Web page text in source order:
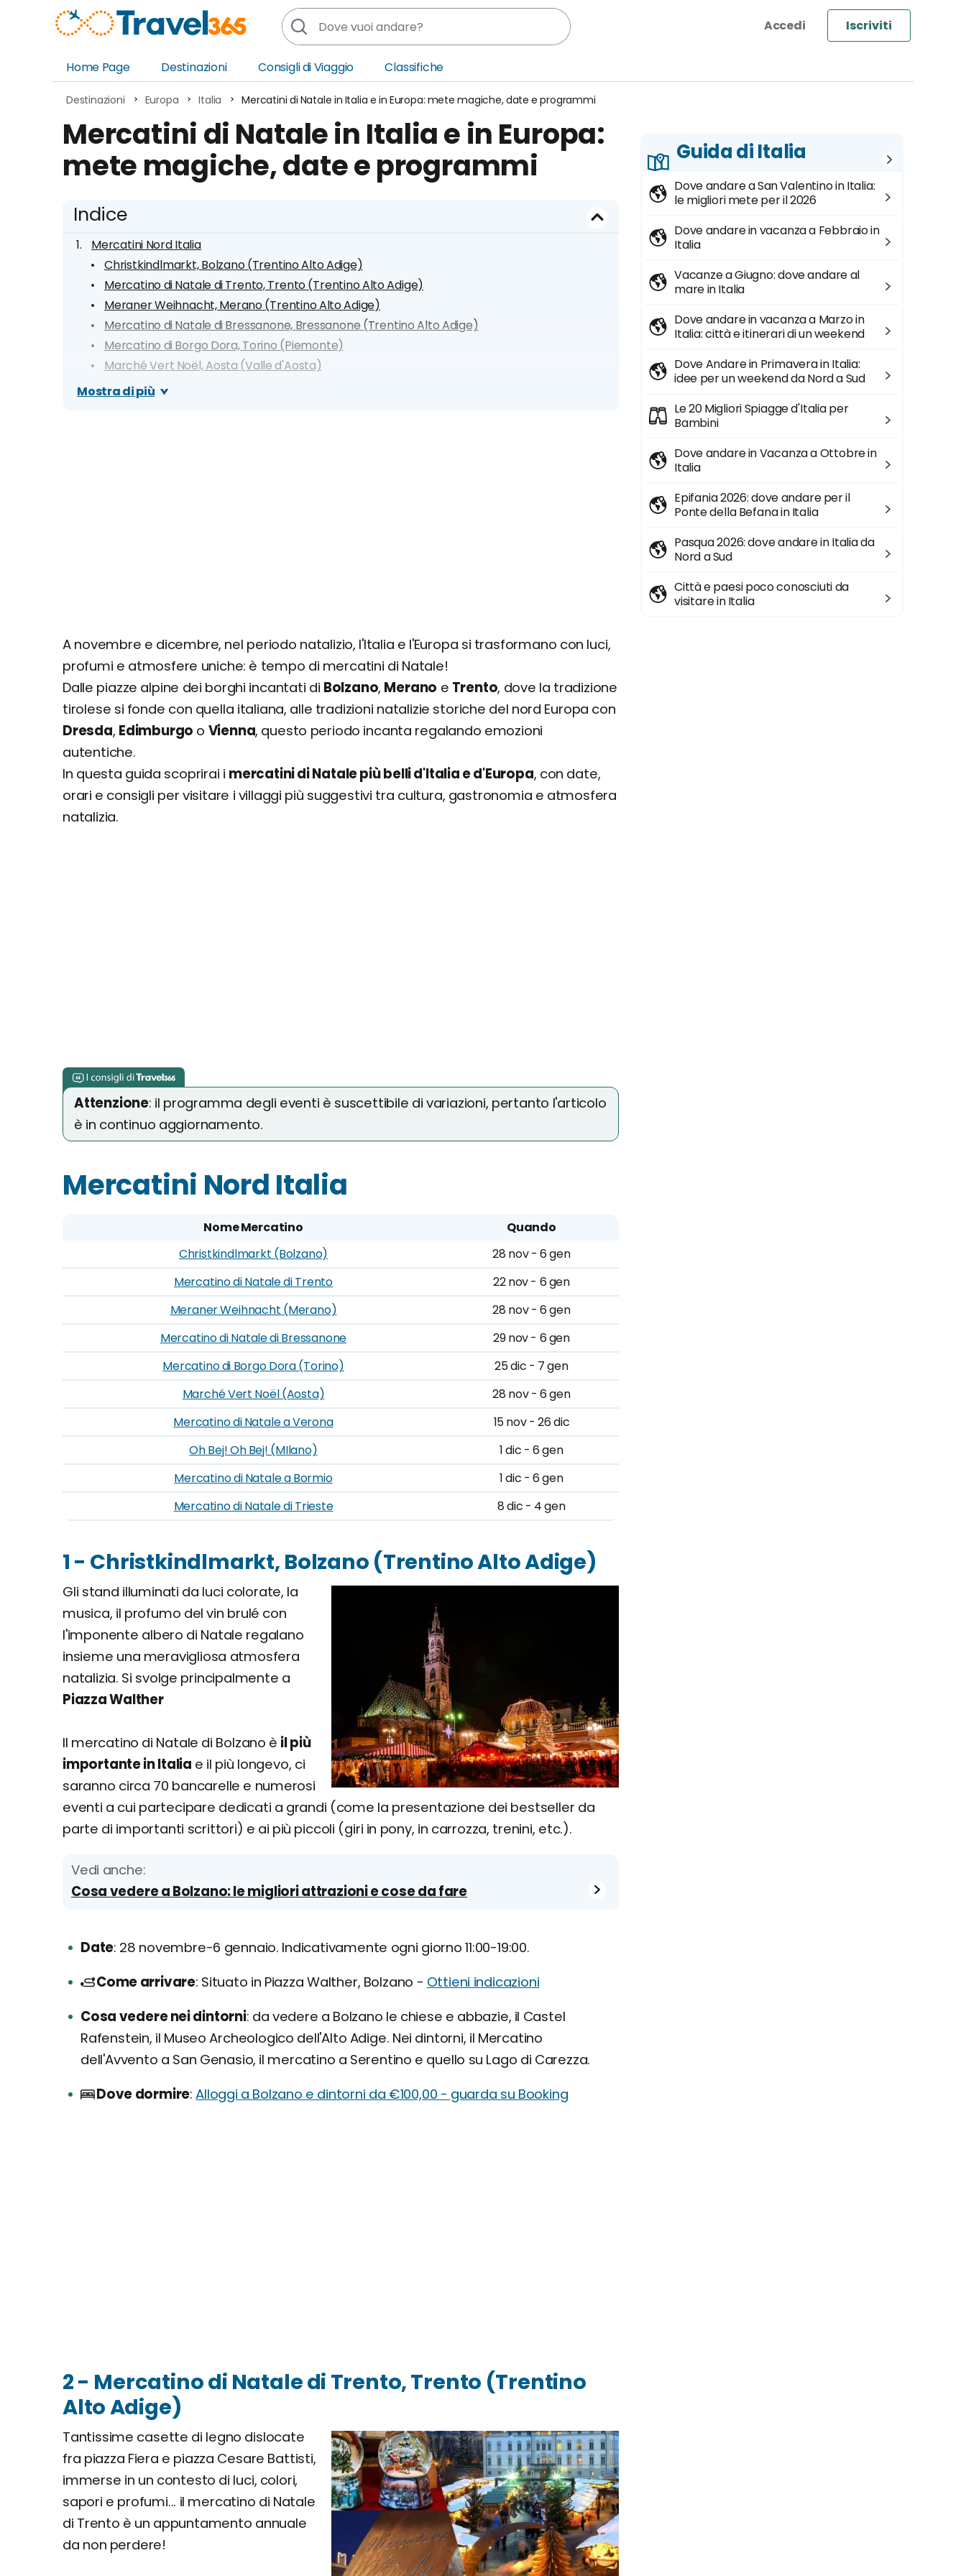
Iscriviti
Home Page
Destinazioni
Asia
Europa
Oceania
Nord America
America Centrale
Sud America
Medio Oriente
Consigli di Viaggio Classifiche
Destinazioni Europa Italia Mercatini di Natale in Italia e in Europa: mete magiche, date e programmi
Mercatini di Natale in Italia e in Europa:
mete magiche, date e programmi
Indice
Mercatini Nord Italia
Christkindlmarkt, Bolzano (Trentino Alto Adige)
Mercatino di Natale di Trento, Trento (Trentino Alto Adige)
Meraner Weihnacht, Merano (Trentino Alto Adige)
Mercatino di Natale di Bressanone, Bressanone (Trentino Alto Adige)
Mercatino di Borgo Dora, Torino (Piemonte)
Marché Vert Noël, Aosta (Valle d'Aosta)
Mercatino di Natale a Verona (Veneto)
Il Paese di Babbo Natale, Chianciano Terme (Toscana)
Mercatino natalizio di Grazzano Visconti
Mercatini nelle isole e Sud Italia
Fiera di Natale di San Gregorio Armeno, Napoli (Campania)
EricèNatale, Erice (Sicilia)
Luci d'Artista, Salerno (Campania)
Mercatini di Natale fra le giostre di Fasanolandia, Fasano (Puglia)
Il Villaggio di Babbo Natale... sul mare, Taranto (Puglia)
Mercatini di Natale di Cagliari (Sardegna)
Mostra di più
A novembre e dicembre, nel periodo natalizio, l'Italia e l'Europa si trasformano con luci,
profumi e atmosfere uniche: è tempo di mercatini di Natale!
Dalle piazze alpine dei borghi incantati di Bolzano, Merano e Trento, dove la tradizione
tirolese si fonde con quella italiana, alle tradizioni natalizie storiche del nord Europa con
Dresda, Edimburgo o Vienna, questo periodo incanta regalando emozioni
autentiche.
In questa guida scoprirai i mercatini di Natale più belli d'Italia e d'Europa, con date,
orari e consigli per visitare i villaggi più suggestivi tra cultura, gastronomia e atmosfera
natalizia.
Attenzione: il programma degli eventi è suscettibile di variazioni, pertanto l'articolo
è in continuo aggiornamento.
Mercatini Nord Italia
Nome Mercatino
Quando
Christkindlmarkt (Bolzano)
28 nov - 6 gen
Mercatino di Natale di Trento
22 nov - 6 gen
Meraner Weihnacht (Merano)
28 nov - 6 gen
Mercatino di Natale di Bressanone
29 nov - 6 gen
Mercatino di Borgo Dora (Torino)
25 dic - 7 gen
Marché Vert Noël (Aosta)
28 nov - 6 gen
Mercatino di Natale a Verona
15 nov - 26 dic
Oh Bej! Oh Bej! (MIlano)
1 dic - 6 gen
Mercatino di Natale a Bormio
1 dic - 6 gen
Mercatino di Natale di Trieste
8 dic - 4 gen
1 - Christkindlmarkt, Bolzano (Trentino Alto Adige)
Gli stand illuminati da luci colorate, la
musica, il profumo del vin brulé con
l'imponente albero di Natale regalano
insieme una meravigliosa atmosfera
natalizia. Si svolge principalmente a
Piazza Walther
Il mercatino di Natale di Bolzano è il più
importante in Italia e il più longevo, ci
saranno circa 70 bancarelle e numerosi
eventi a cui partecipare dedicati a grandi (come la presentazione dei bestseller da
parte di importanti scrittori) e ai più piccoli (giri in pony, in carrozza, trenini, etc.).
Vedi anche:
Cosa vedere a Bolzano: le migliori attrazioni e cose da fare
Date 28 novembre-6 gennaio. Indicativamente ogni giorno 11:00-19:00.
Come arrivare Situato in Piazza Walther, Bolzano - Ottieni indicazioni
Cosa vedere nei dintorni da vedere a Bolzano le chiese e abbazie, il Castel
Rafenstein, il Museo Archeologico dell'Alto Adige. Nei dintorni, il Mercatino
dell'Avvento a San Genasio, il mercatino a Serentino e quello su Lago di Carezza.
Dove dormire Alloggi a Bolzano e dintorni da €100,00 - guarda su Booking
2 - Mercatino di Natale di Trento, Trento (Trentino
Alto Adige)
Tantissime casette di legno dislocate
fra piazza Fiera e piazza Cesare Battisti,
immerse in un contesto di luci, colori,
sapori e profumi... il mercatino di Natale
di Trento è un appuntamento annuale
da non perdere!
Guida di Italia
Dove andare a San Valentino in Italia:
le migliori mete per il 2026
Dove andare in vacanza a Febbraio in
Italia
Vacanze a Giugno: dove andare al
mare in Italia
Dove andare in vacanza a Marzo in
Italia: città e itinerari di un weekend
Dove Andare in Primavera in Italia:
idee per un weekend da Nord a Sud
Le 20 Migliori Spiagge d'Italia per
Bambini
Dove andare in Vacanza a Ottobre in
Italia
Epifania 2026: dove andare per il
Ponte della Befana in Italia
Pasqua 2026: dove andare in Italia da
Nord a Sud
Città e paesi poco conosciuti da
visitare in Italia